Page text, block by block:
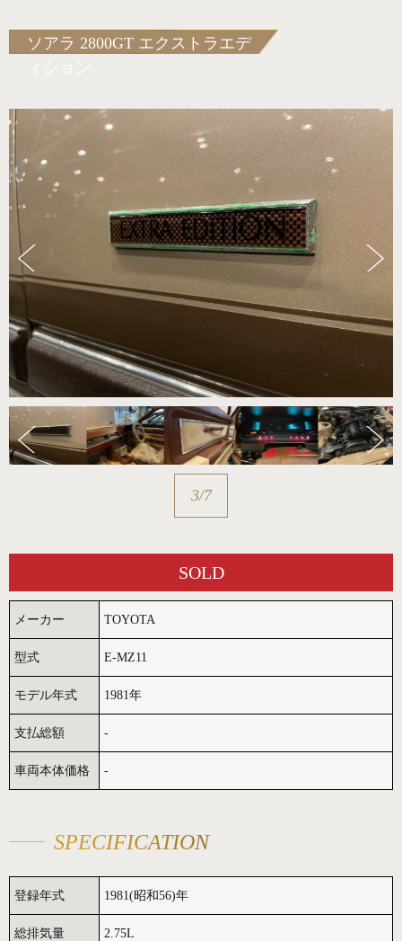
ソアラ 2800GT エクストラエデ
3/7
SOLD
メーカー TOYOTA
型式 E-MZ11
モデル年式 1981年
支払総額 -
車両本体価格 -
SPECIFICATION
登録年式 1981(昭和56)年
総排気量 2.75L